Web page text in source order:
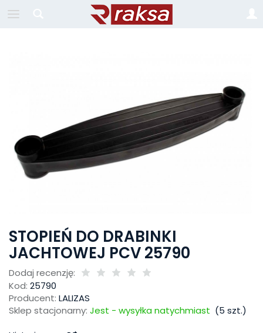
STOPIEŃ DO DRABINKI
JACHTOWEJ PCV 25790
Dodaj recenzję:
Kod: 25790
Producent: LALIZAS
Sklep stacjonarny: Jest - wysyłka natychmiast (5 szt.)